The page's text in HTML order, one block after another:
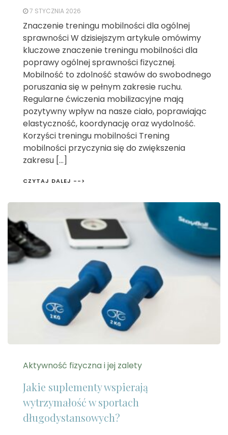
7 STYCZNIA 2026
Znaczenie treningu mobilności dla ogólnej
sprawności W dzisiejszym artykule omówimy
kluczowe znaczenie treningu mobilności dla
poprawy ogólnej sprawności fizycznej.
Mobilność to zdolność stawów do swobodnego
poruszania się w pełnym zakresie ruchu.
Regularne ćwiczenia mobilizacyjne mają
pozytywny wpływ na nasze ciało, poprawiając
elastyczność, koordynację oraz wydolność.
Korzyści treningu mobilności Trening
mobilności przyczynia się do zwiększenia
zakresu […]
CZYTAJ DALEJ -->
Aktywność fizyczna i jej zalety
Jakie suplementy wspierają
wytrzymałość w sportach
długodystansowych?